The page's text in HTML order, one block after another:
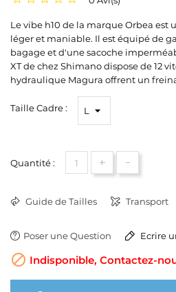
Le vibe h10 de la marque Orbea est
léger et maniable. Il est équipé de
bagage et d'une sacoche
XT de chez Shimano dispose de 12
hydraulique Magura offrent un
Taille Cadre :
Quantité : + -
Guide de Tailles Transport
Poser une Question Ecrire
 Indisponible, Contactez-